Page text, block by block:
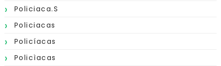
Policiaca.s
Policiacas
Policíacas
Policìacas